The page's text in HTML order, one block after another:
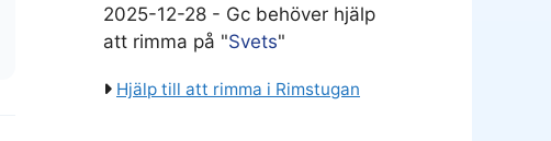
2025-12-28 - Gc behöver hjälp
att rimma på "Svets"
Hjälp till att rimma i Rimstugan